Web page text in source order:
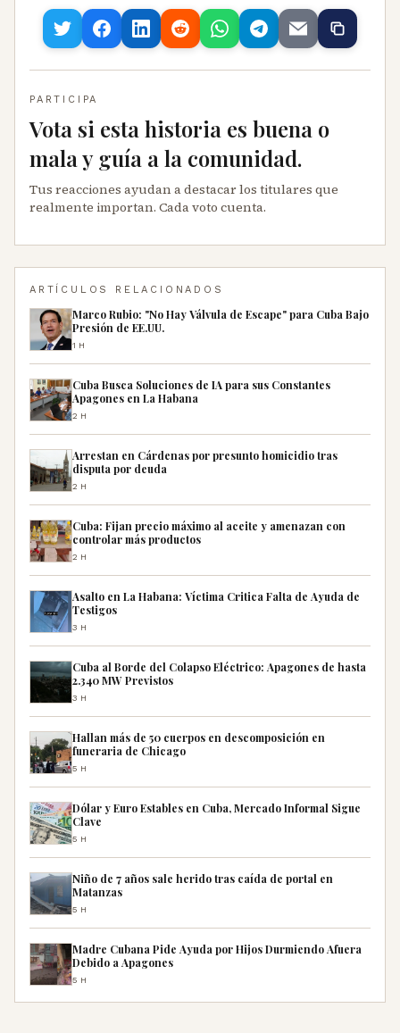
PARTICIPA
Vota si esta historia es buena o
mala y guía a la comunidad.
Tus reacciones ayudan a destacar los titulares que
realmente importan. Cada voto cuenta.
ARTÍCULOS RELACIONADOS
Marco Rubio: "No Hay Válvula de Escape" para Cuba Bajo
Presión de EE.UU.
1H
Cuba Busca Soluciones de IA para sus Constantes
Apagones en La Habana
2H
Arrestan en Cárdenas por presunto homicidio tras
disputa por deuda
2H
Cuba: Fijan precio máximo al aceite y amenazan con
controlar más productos
2H
Asalto en La Habana: Víctima Critica Falta de Ayuda de
Testigos
3H
Cuba al Borde del Colapso Eléctrico: Apagones de hasta
2.340 MW Previstos
3H
Hallan más de 50 cuerpos en descomposición en
funeraria de Chicago
5H
Dólar y Euro Estables en Cuba, Mercado Informal Sigue
Clave
5H
Niño de 7 años sale herido tras caída de portal en
Matanzas
5H
Madre Cubana Pide Ayuda por Hijos Durmiendo Afuera
Debido a Apagones
5H